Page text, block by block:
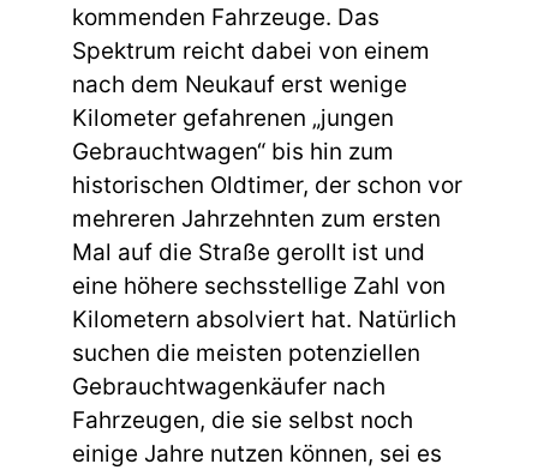
kommenden Fahrzeuge. Das
Spektrum reicht dabei von einem
nach dem Neukauf erst wenige
Kilometer gefahrenen „jungen
Gebrauchtwagen“ bis hin zum
historischen Oldtimer, der schon vor
mehreren Jahrzehnten zum ersten
Mal auf die Straße gerollt ist und
eine höhere sechsstellige Zahl von
Kilometern absolviert hat. Natürlich
suchen die meisten potenziellen
Gebrauchtwagenkäufer nach
Fahrzeugen, die sie selbst noch
einige Jahre nutzen können, sei es